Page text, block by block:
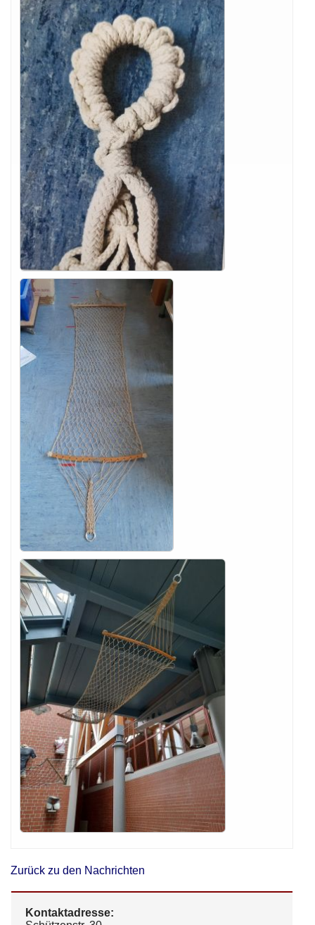
Zurück zu den Nachrichten
Kontaktadresse: